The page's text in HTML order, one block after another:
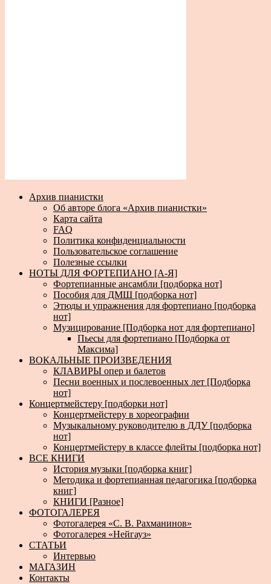
Архив пианистки
Об авторе блога «Архив пианистки»
Карта сайта
FAQ
Политика конфиденциальности
Пользовательское соглашение
Полезные ссылки
НОТЫ ДЛЯ ФОРТЕПИАНО [А-Я]
Фортепианные ансамбли [подборка нот]
Пособия для ДМШ [подборка нот]
Этюды и упражнения для фортепиано [подборка
нот]
Музицирование [Подборка нот для фортепиано]
Пьесы для фортепиано [Подборка от
Максима]
ВОКАЛЬНЫЕ ПРОИЗВЕДЕНИЯ
КЛАВИРЫ опер и балетов
Песни военных и послевоенных лет [Подборка
нот]
Концертмейстеру [подборки нот]
Концертмейстеру в хореографии
Музыкальному руководителю в ДДУ [подборка
нот]
Концертмейстеру в классе флейты [подборка нот]
ВСЕ КНИГИ
История музыки [подборка книг]
Методика и фортепианная педагогика [подборка
книг]
КНИГИ [Разное]
ФОТОГАЛЕРЕЯ
Фотогалерея «С. В. Рахманинов»
Фотогалерея «Нейгауз»
СТАТЬИ
Интервью
МАГАЗИН
Контакты